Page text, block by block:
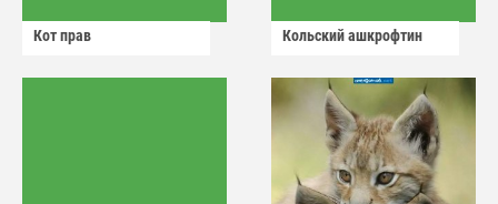
Кот прав Кольский ашкрофтин